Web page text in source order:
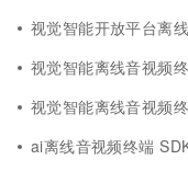
视觉智能开放平台离
视觉智能离线音视频
视觉智能离线音视频
ai离线音视频终端